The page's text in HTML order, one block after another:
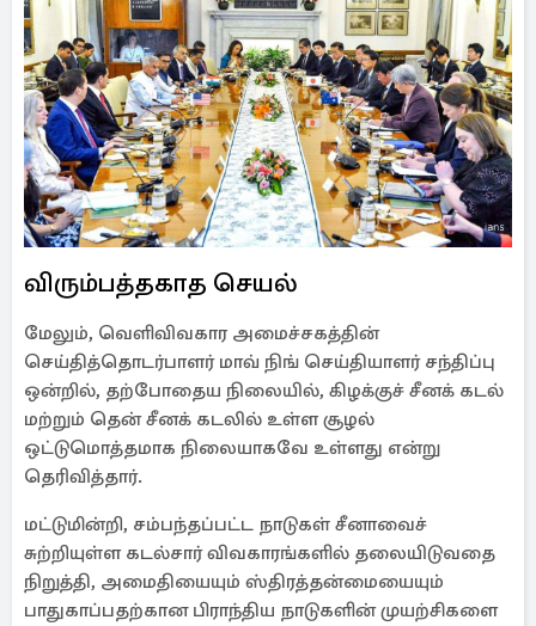
விரும்பத்தகாத செயல்
மேலும், வெளிவிவகார அமைச்சகத்தின்
செய்தித்தொடர்பாளர் மாவ் நிங் செய்தியாளர் சந்திப்பு
ஒன்றில், தற்போதைய நிலையில், கிழக்குச் சீனக் கடல்
மற்றும் தென் சீனக் கடலில் உள்ள சூழல்
ஒட்டுமொத்தமாக நிலையாகவே உள்ளது என்று
தெரிவித்தார்.
மட்டுமின்றி, சம்பந்தப்பட்ட நாடுகள் சீனாவைச்
சுற்றியுள்ள கடல்சார் விவகாரங்களில் தலையிடுவதை
நிறுத்தி, அமைதியையும் ஸ்திரத்தன்மையையும்
பாதுகாப்பதற்கான பிராந்திய நாடுகளின் முயற்சிகளை